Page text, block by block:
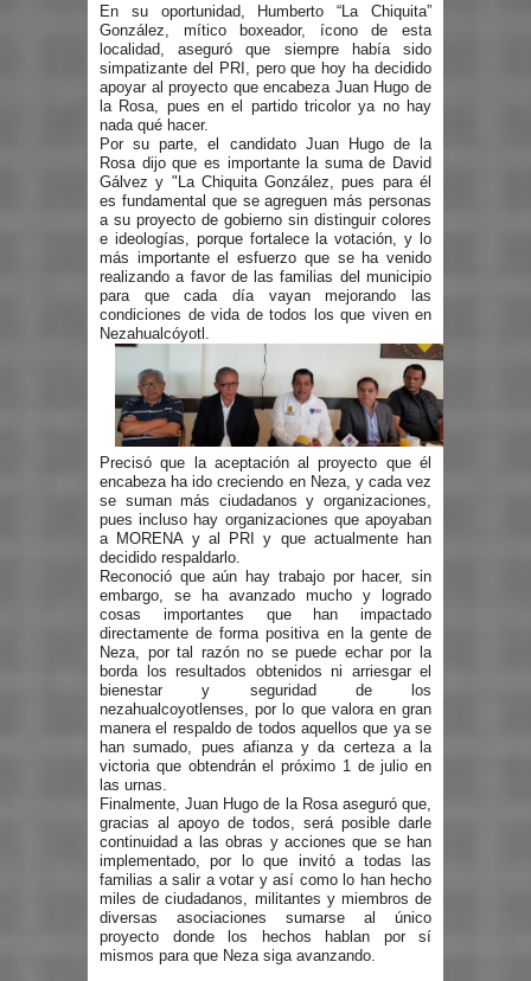
En su oportunidad, Humberto “La Chiquita”
González, mítico boxeador, ícono de esta
localidad, aseguró que siempre había sido
simpatizante del PRI, pero que hoy ha decidido
apoyar al proyecto que encabeza Juan Hugo de
la Rosa, pues en el partido tricolor ya no hay
nada qué hacer.
Por su parte, el candidato Juan Hugo de la
Rosa dijo que es importante la suma de David
Gálvez y "La Chiquita González, pues para él
es fundamental que se agreguen más personas
a su proyecto de gobierno sin distinguir colores
e ideologías, porque fortalece la votación, y lo
más importante el esfuerzo que se ha venido
realizando a favor de las familias del municipio
para que cada día vayan mejorando las
condiciones de vida de todos los que viven en
Nezahualcóyotl.
Precisó que la aceptación al proyecto que él
encabeza ha ido creciendo en Neza, y cada vez
se suman más ciudadanos y organizaciones,
pues incluso hay organizaciones que apoyaban
a MORENA y al PRI y que actualmente han
decidido respaldarlo.
Reconoció que aún hay trabajo por hacer, sin
embargo, se ha avanzado mucho y logrado
cosas importantes que han impactado
directamente de forma positiva en la gente de
Neza, por tal razón no se puede echar por la
borda los resultados obtenidos ni arriesgar el
bienestar y seguridad de los
nezahualcoyotlenses, por lo que valora en gran
manera el respaldo de todos aquellos que ya se
han sumado, pues afianza y da certeza a la
victoria que obtendrán el próximo 1 de julio en
las urnas.
Finalmente, Juan Hugo de la Rosa aseguró que,
gracias al apoyo de todos, será posible darle
continuidad a las obras y acciones que se han
implementado, por lo que invitó a todas las
familias a salir a votar y así como lo han hecho
miles de ciudadanos, militantes y miembros de
diversas asociaciones sumarse al único
proyecto donde los hechos hablan por sí
mismos para que Neza siga avanzando.